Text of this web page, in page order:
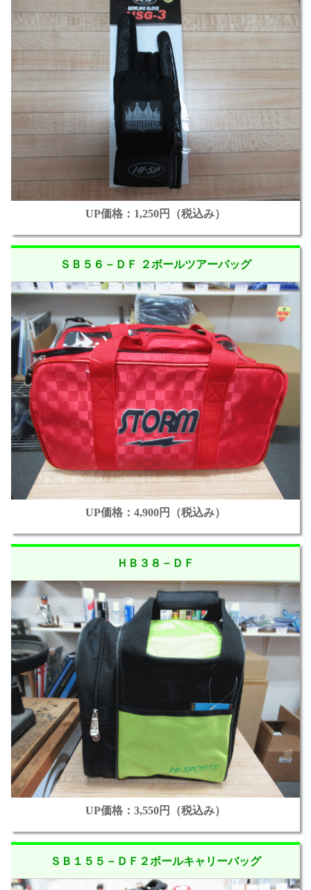
UP価格：1,250円（税込み）
ＳＢ５６－ＤＦ ２ボールツアーバッグ
UP価格：4,900円（税込み）
ＨＢ３８－ＤＦ
UP価格：3,550円（税込み）
ＳＢ１５５－ＤＦ２ボールキャリーバッグ